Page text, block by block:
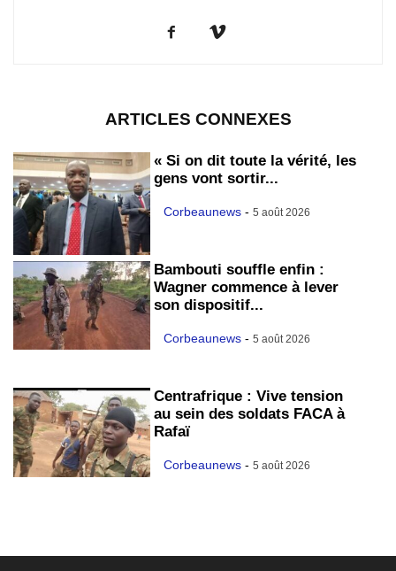
ARTICLES CONNEXES
« Si on dit toute la vérité, les
gens vont sortir...
Corbeaunews - 5 août 2026
Bambouti souffle enfin :
Wagner commence à lever
son dispositif...
Corbeaunews - 5 août 2026
Centrafrique : Vive tension
au sein des soldats FACA à
Rafaï
Corbeaunews - 5 août 2026